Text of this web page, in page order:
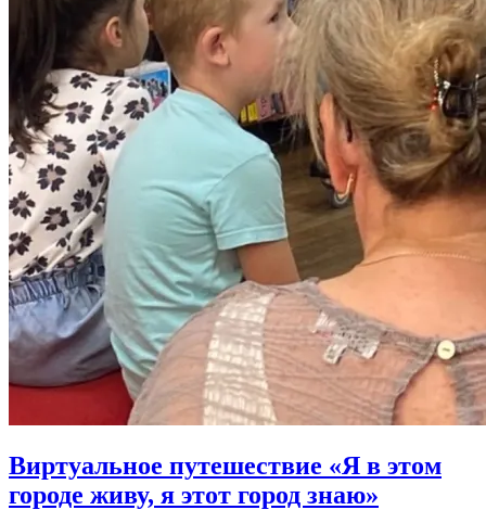
Виртуальное путешествие «Я в этом
городе живу, я этот город знаю»